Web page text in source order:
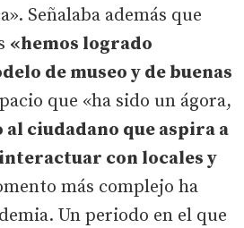
Señalaba además que
«hemos logrado
de museo y de buenas
que «ha sido un ágora,
ciudadano que aspira a
con locales y
más complejo ha
Un periodo en el que